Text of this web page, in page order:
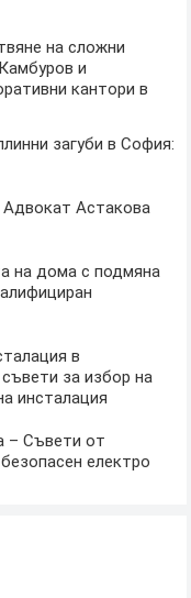
на сложни
и
кантори в
загуби в София:
Адвокат Астакова
на дома с подмяна
в
за избор на
инсталация
– Съвети от
електро